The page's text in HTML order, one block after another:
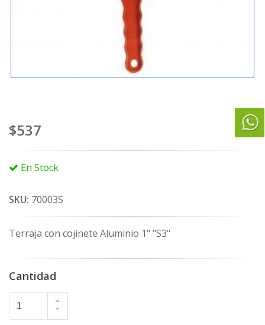
$537
En Stock
SKU: 70003S
Terraja con cojinete Aluminio 1" "S3"
Cantidad